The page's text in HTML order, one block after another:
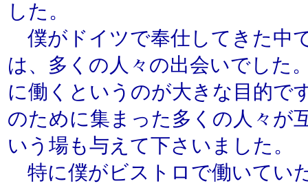
した。
僕がドイツで奉仕してきた中
は、多くの人々の出会いでした
に働くというのが大きな目的で
のために集まった多くの人々が
いう場も与えて下さいました。
特に僕がビストロで働いてい